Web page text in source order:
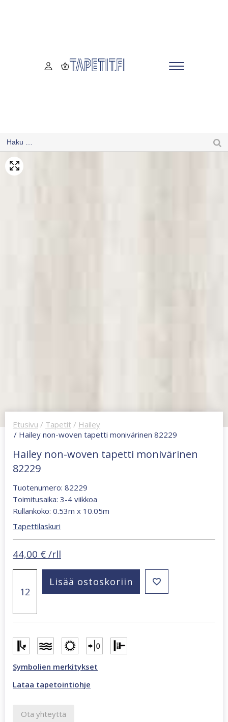
Etusivu / Tapetit / Hailey
/ Hailey non-woven tapetti monivärinen 82229
Hailey non-woven tapetti monivärinen
82229
Tuotenumero: 82229
Toimitusaika: 3-4 viikkoa
Rullankoko: 0.53m x 10.05m
Tapettilaskuri
44,00 € /rll
woven
monivärinen
82229
määrä
Lisää ostoskoriin
Symbolien merkitykset
Lataa tapetointiohje
Ota yhteyttä